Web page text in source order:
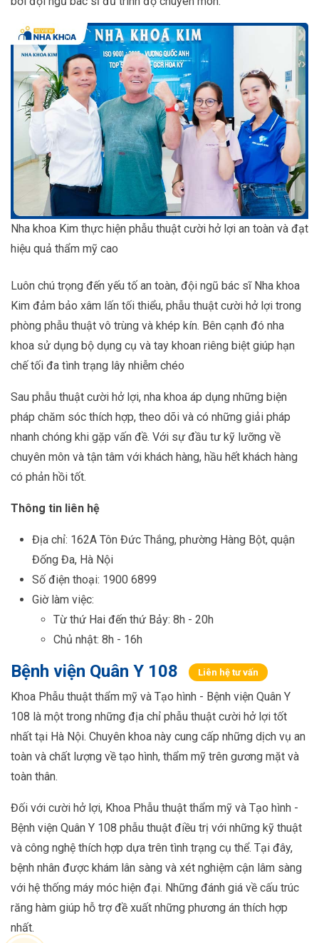
Nha khoa Kim thực hiện phẫu thuật cười hở lợi an toàn và đạt
hiệu quả thẩm mỹ cao
Luôn chú trọng đến yếu tố an toàn, đội ngũ bác sĩ Nha khoa
Kim đảm bảo xâm lấn tối thiểu, phẫu thuật cười hở lợi trong
phòng phẫu thuật vô trùng và khép kín. Bên cạnh đó nha
khoa sử dụng bộ dụng cụ và tay khoan riêng biệt giúp hạn
chế tối đa tình trạng lây nhiễm chéo
Sau phẫu thuật cười hở lợi, nha khoa áp dụng những biện
pháp chăm sóc thích hợp, theo dõi và có những giải pháp
nhanh chóng khi gặp vấn đề. Với sự đầu tư kỹ lưỡng về
chuyên môn và tận tâm với khách hàng, hầu hết khách hàng
có phản hồi tốt.
Thông tin liên hệ
Địa chỉ: 162A Tôn Đức Thắng, phường Hàng Bột, quận
Đống Đa, Hà Nội
Số điện thoại: 1900 6899
Giờ làm việc:
Từ thứ Hai đến thứ Bảy: 8h - 20h
Chủ nhật: 8h - 16h
Bệnh viện Quân Y 108 Liên hệ tư vấn
Khoa Phẫu thuật thẩm mỹ và Tạo hình - Bệnh viện Quân Y
108 là một trong những địa chỉ phẫu thuật cười hở lợi tốt
nhất tại Hà Nội. Chuyên khoa này cung cấp những dịch vụ an
toàn và chất lượng về tạo hình, thẩm mỹ trên gương mặt và
toàn thân.
Đối với cười hở lợi, Khoa Phẫu thuật thẩm mỹ và Tạo hình -
Bệnh viện Quân Y 108 phẫu thuật điều trị với những kỹ thuật
và công nghệ thích hợp dựa trên tình trạng cụ thể. Tại đây,
bệnh nhân được khám lân sàng và xét nghiệm cận lâm sàng
với hệ thống máy móc hiện đại. Những đánh giá về cấu trúc
răng hàm giúp hỗ trợ đề xuất những phương án thích hợp
nhất.